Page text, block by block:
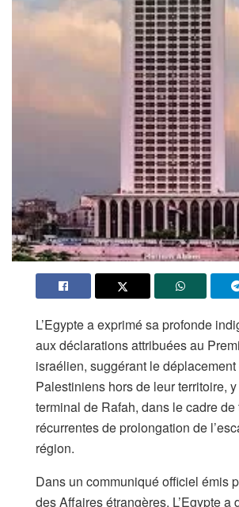
L’Egypte a exprimé sa profonde
aux déclarations attribuées au
israélien, suggérant le
Palestiniens hors de leur territoire,
terminal de Rafah, dans le cadre
récurrentes de prolongation de
région.
Dans un communiqué officiel émis
des Affaires étrangères, L’Egypte a